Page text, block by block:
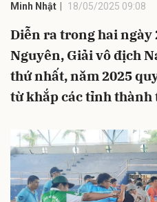
Minh Nhật 18/05/2025 09:08
Diễn ra trong hai ngày
Nguyên, Giải vô địch
thứ nhất, năm 2025
từ khắp các tỉnh thành